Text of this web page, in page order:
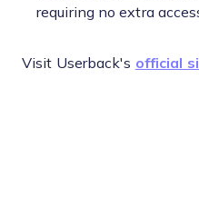
requiring no extra
Visit Userback's official